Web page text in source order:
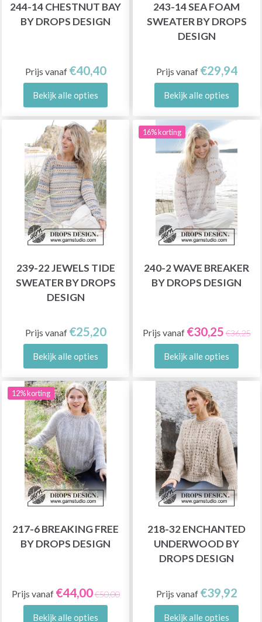
244-14 CHESTNUT BAY
BY DROPS DESIGN
Prijs vanaf €40,40
Bekijk alle opties
243-14 SEA FOAM
SWEATER BY DROPS
DESIGN
Prijs vanaf €29,94
Bekijk alle opties
239-22 JEWELS TIDE
SWEATER BY DROPS
DESIGN
Prijs vanaf €25,20
Bekijk alle opties
16% korting
240-2 WAVE BREAKER
BY DROPS DESIGN
Prijs vanaf €30,25 €36,25
Bekijk alle opties
12% korting
217-6 BREAKING FREE
BY DROPS DESIGN
Prijs vanaf €44,00€50,00
Bekijk alle opties
218-32 ENCHANTED
UNDERWOOD BY
DROPS DESIGN
Prijs vanaf €39,92
Bekijk alle opties